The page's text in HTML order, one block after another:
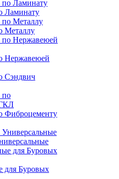
Ламинату
Металлу
Нержавеюей
Сэндвич
Фиброцементу
для Буровых